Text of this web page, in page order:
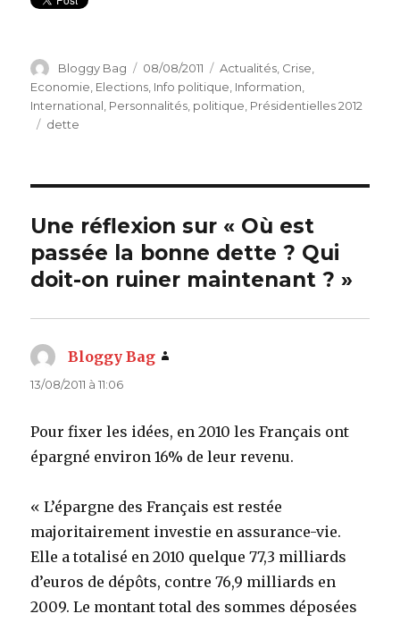
Auteur
Bloggy Bag
Publié
le
08/08/2011 Catégories
Actualités, Crise,
Economie, Elections, Info politique, Information,
International, Personnalités, politique, Présidentielles 2012
Étiquettes
dette
Une réflexion sur « Où est
passée la bonne dette ? Qui
doit-on ruiner maintenant ? »
Bloggy Bag
13/08/2011 à 11:06
Pour fixer les idées, en 2010 les Français ont
épargné environ 16% de leur revenu.
« L’épargne des Français est restée
majoritairement investie en assurance-vie.
Elle a totalisé en 2010 quelque 77,3 milliards
d’euros de dépôts, contre 76,9 milliards en
2009. Le montant total des sommes déposées